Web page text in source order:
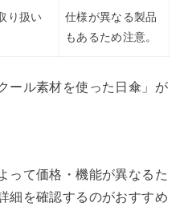
り扱い
仕様が異なる製品
もあるため注意。
ール素材を使った日傘」が
って価格・機能が異なるた
細を確認するのがおすすめ